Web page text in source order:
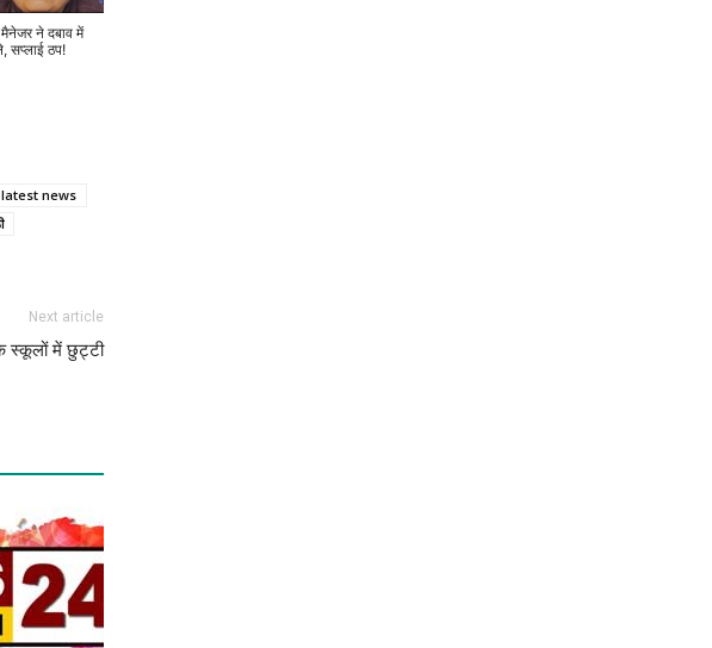
ने दबाव में
सप्लाई ठप!
news
Next article
स्कूलों में छुट्टी